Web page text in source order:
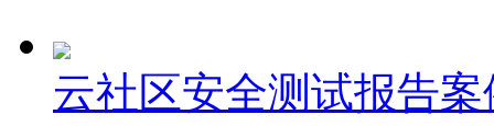
云社区安全测试报告案